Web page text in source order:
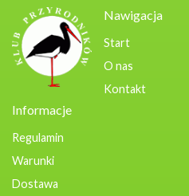
Nawigacja
Start
O nas
Kontakt
Informacje
Regulamin
Warunki
Dostawa